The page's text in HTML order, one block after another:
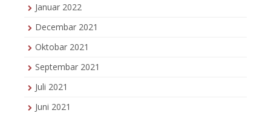
Januar 2022
Decembar 2021
Oktobar 2021
Septembar 2021
Juli 2021
Juni 2021